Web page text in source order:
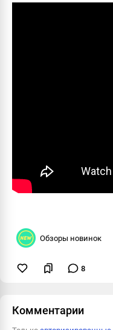
Обзоры новинок
8
Комментарии